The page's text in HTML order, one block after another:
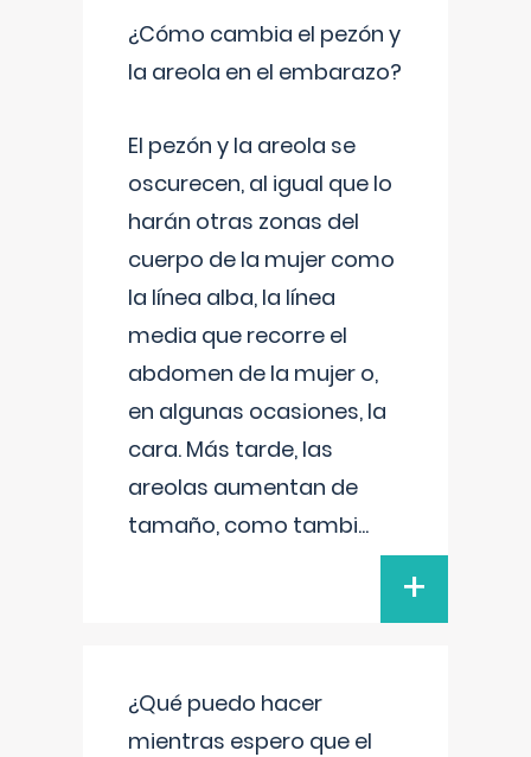
¿Cómo cambia el pezón y
la areola en el embarazo?
El pezón y la areola se
oscurecen, al igual que lo
harán otras zonas del
cuerpo de la mujer como
la línea alba, la línea
media que recorre el
abdomen de la mujer o,
en algunas ocasiones, la
cara. Más tarde, las
areolas aumentan de
tamaño, como tambi...
+
¿Qué puedo hacer
mientras espero que el